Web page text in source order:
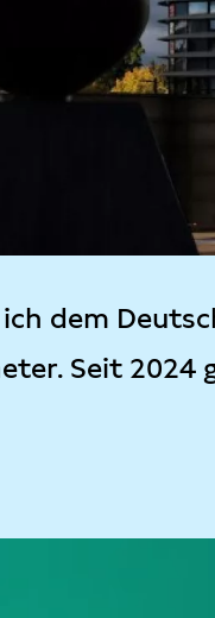
dem
Seit 2024